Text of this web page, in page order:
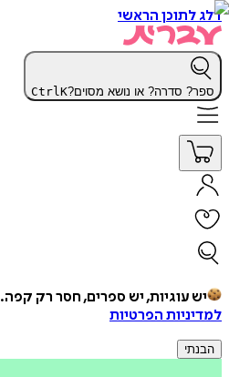
דלג לתוכן הראשי
ספר? סדרה? או נושא מסוים? CtrlK
יש עוגיות, יש ספרים, חסר רק קפה.
למדיניות הפרטיות
הבנתי